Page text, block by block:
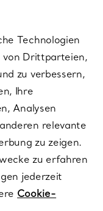
Technologien
von Drittparteien,
zu verbessern,
Ihre
Analysen
relevante
zu zeigen.
zu erfahren
jederzeit
Cookie-